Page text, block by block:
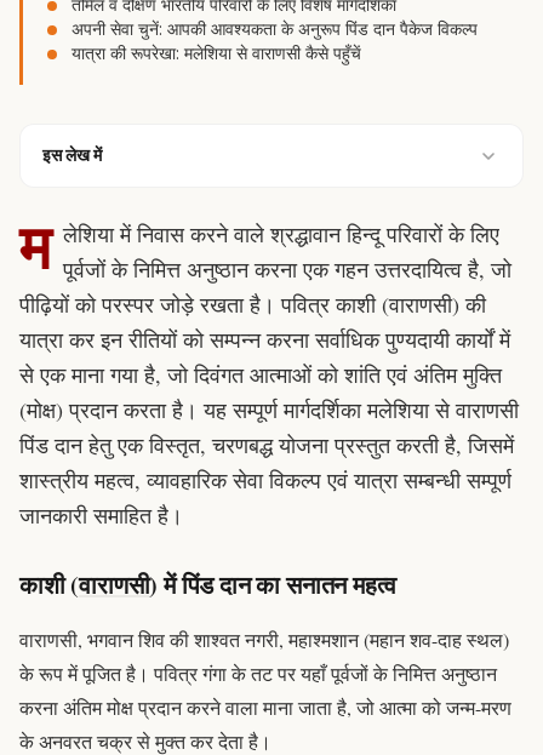
तमिल व दक्षिण भारतीय परिवारों के लिए विशेष मार्गदर्शिका
अपनी सेवा चुनें: आपकी आवश्यकता के अनुरूप पिंड दान पैकेज विकल्प
यात्रा की रूपरेखा: मलेशिया से वाराणसी कैसे पहुँचें
इस लेख में
म लेशिया में निवास करने वाले श्रद्धावान हिन्दू परिवारों के लिए
पूर्वजों के निमित्त अनुष्ठान करना एक गहन उत्तरदायित्व है, जो
पीढ़ियों को परस्पर जोड़े रखता है। पवित्र काशी (वाराणसी) की
यात्रा कर इन रीतियों को सम्पन्न करना सर्वाधिक पुण्यदायी कार्यों में
से एक माना गया है, जो दिवंगत आत्माओं को शांति एवं अंतिम मुक्ति
(मोक्ष) प्रदान करता है। यह सम्पूर्ण मार्गदर्शिका मलेशिया से वाराणसी
पिंड दान हेतु एक विस्तृत, चरणबद्ध योजना प्रस्तुत करती है, जिसमें
शास्त्रीय महत्व, व्यावहारिक सेवा विकल्प एवंयात्रा सम्बन्धी सम्पूर्ण
जानकारी समाहित है।
काशी (वाराणसी) में पिंड दान का सनातन महत्व
वाराणसी, भगवान शिव की शाश्वत नगरी,महाश्मशान(महान शव-दाह स्थल)
के रूप में पूजित है। पवित्र गंगा के तट पर यहाँ पूर्वजों के निमित्त अनुष्ठान
करना अंतिम मोक्ष प्रदान करने वाला माना जाता है, जो आत्मा को जन्म-मरण
के अनवरत चक्र से मुक्त कर देता है।